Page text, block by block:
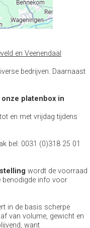
en Veenendaal
bedrijven. Daarnaast
platenbox in
en met vrijdag tijdens
bel: 0031 (0)318 25 01
wordt de voorraad
benodigde info voor
in de basis scherpe
van volume, gewicht en
want